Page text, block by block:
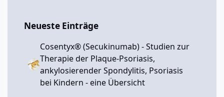
Hautveränderungen in den Armbeugen und
einen entzündeten kleinen Finger - siehe
hierzu auch meine früheren Blog-
Beiträge:Lungenentzündung begünstigt
durch Secukinumab (Cosentyx® )? -
Cosentyx®(Secukinumab, AIN457) -
Neueste Einträge
Cosentyx® (Secukinumab) - Studien zur
Therapie der Plaque-Psoriasis,
ankylosierender Spondylitis, Psoriasis
bei Kindern - eine Übersicht